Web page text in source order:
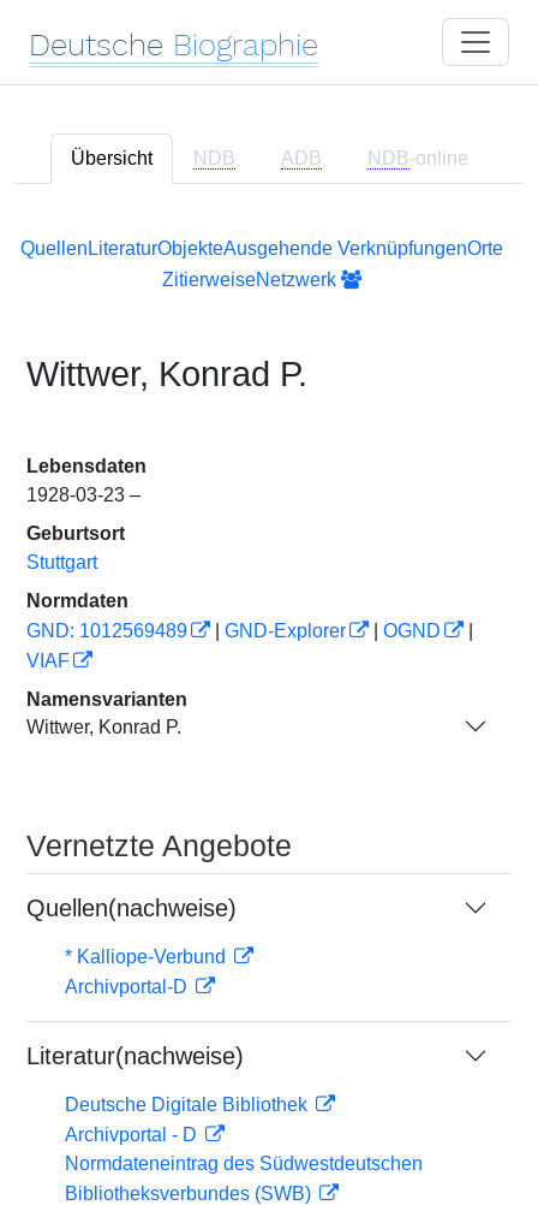
Deutsche Biographie
Übersicht NDB ADB NDB-online
Quellen LiteraturObjekteAusgehende VerknüpfungenOrte
ZitierweiseNetzwerk
Wittwer, Konrad P.
Lebensdaten
1928-03-23 –
Geburtsort
Stuttgart
Normdaten
GND: 1012569489
GND-Explorer OGND
VIAF
Namensvarianten
Wittwer, Konrad P.
Vernetzte Angebote
Quellen(nachweise)
* Kalliope-Verbund
Archivportal-D
Literatur(nachweise)
Deutsche Digitale Bibliothek
Archivportal - D
Normdateneintrag des Südwestdeutschen
Bibliotheksverbundes (SWB)